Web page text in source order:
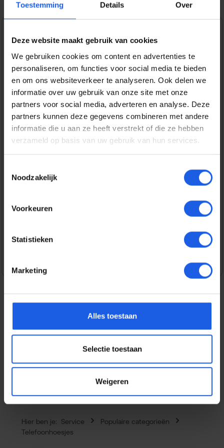
Toestemming Details Over
Deze website maakt gebruik van cookies
We gebruiken cookies om content en advertenties te
personaliseren, om functies voor social media te bieden
en om ons websiteverkeer te analyseren. Ook delen we
informatie over uw gebruik van onze site met onze
partners voor social media, adverteren en analyse. Deze
partners kunnen deze gegevens combineren met andere
informatie die u aan ze heeft verstrekt of die ze hebben
verzameld op basis van uw gebruik van hun services.
Noodzakelijk
Voorkeuren
Statistieken
Marketing
Alles toestaan
Selectie toestaan
Weigeren
1-2-3 deal
Normale prijs:
€ 19,99
Prijzen incl. BTW en excl. verzendkosten
Bestel nu
Productnummer:
BEHGEC00424
EAN:
8720574993066
BeHello
Veilig en snel betalen
Dit flexibele Thin gel hoesje voor de iPhone 17 Pro is
vervaardigd uit gerecycled plastic, waardoor je zowel je
Hier ben je: Service
Populaire categorieën
Telefoonhoesjes